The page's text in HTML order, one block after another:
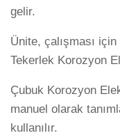
gelir.
Ünite, çalışması
Tekerlek Korozyon
Çubuk Korozyon
manuel olarak
kullanılır.